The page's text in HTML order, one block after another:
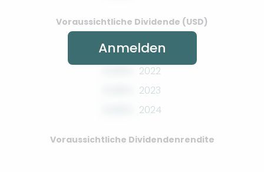
Voraussichtliche Dividende (USD)
2022
2023
2024
Voraussichtliche Dividendenrendite
Anmelden